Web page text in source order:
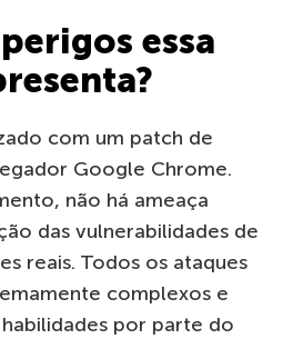
essa
com um patch de
Google Chrome.
não há ameaça
das vulnerabilidades de
reais. Todos os ataques
complexos e
por parte do